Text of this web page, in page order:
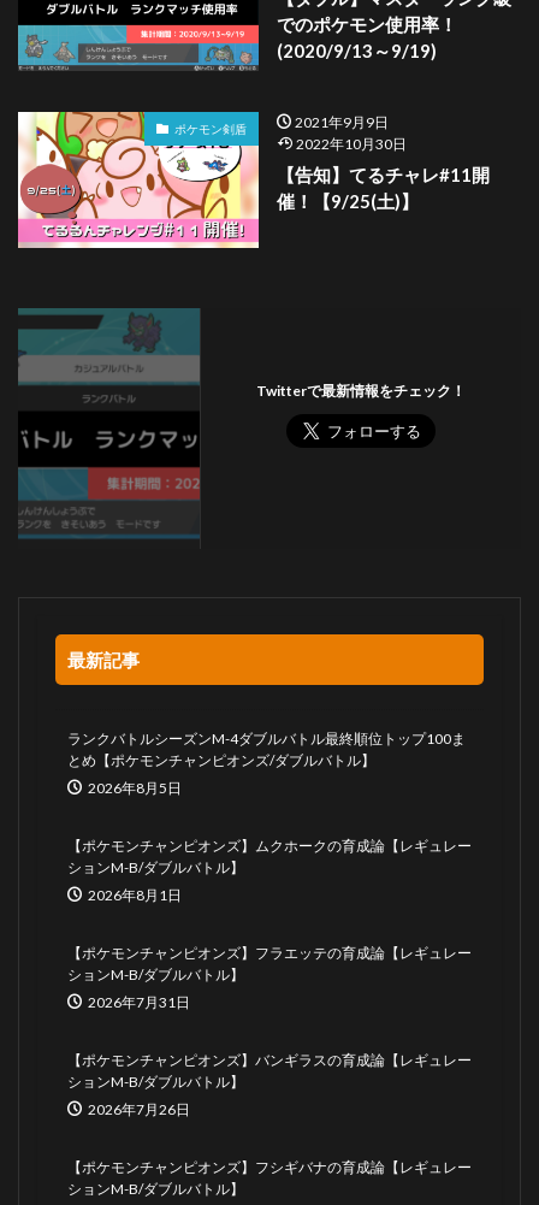
でのポケモン使用率！
(2020/9/13～9/19)
ポケモン剣盾
2021年9月9日
2022年10月30日
【告知】てるチャレ#11開
催！【9/25(土)】
Twitterで最新情報をチェック！
最新記事
ランクバトルシーズンM-4ダブルバトル最終順位トップ100ま
とめ【ポケモンチャンピオンズ/ダブルバトル】
2026年8月5日
【ポケモンチャンピオンズ】ムクホークの育成論【レギュレー
ションM-B/ダブルバトル】
2026年8月1日
【ポケモンチャンピオンズ】フラエッテの育成論【レギュレー
ションM-B/ダブルバトル】
2026年7月31日
【ポケモンチャンピオンズ】バンギラスの育成論【レギュレー
ションM-B/ダブルバトル】
2026年7月26日
【ポケモンチャンピオンズ】フシギバナの育成論【レギュレー
ションM-B/ダブルバトル】